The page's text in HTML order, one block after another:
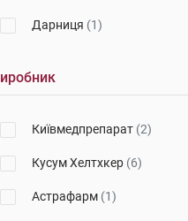
Дарниця (1)
Київмедпрепарат (2)
Кусум Хелтхкер (6)
Астрафарм (1)